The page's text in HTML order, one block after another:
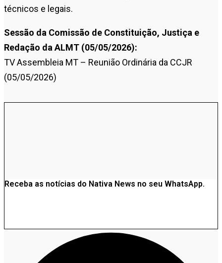
técnicos e legais.
Sessão da Comissão de Constituição, Justiça e
Redação da ALMT (05/05/2026):
TV Assembleia MT – Reunião Ordinária da CCJR
(05/05/2026)
Receba as notícias do Nativa News no seu WhatsApp.